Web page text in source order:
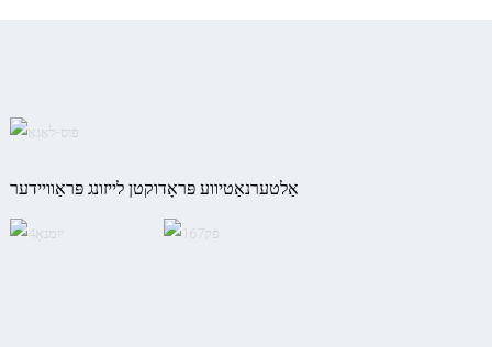
אַלטערנאַטיווע פּראָדוקטן לייזונג פּראַוויידער